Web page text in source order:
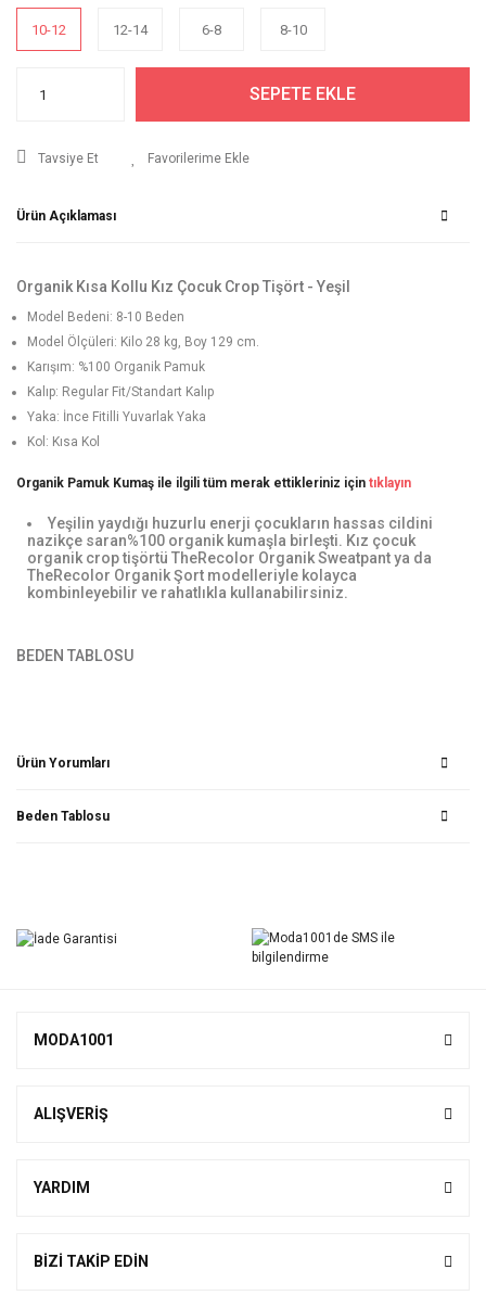
10-12 12-14 6-8 8-10
SEPETE EKLE
Tavsiye Et
Ürün Açıklaması
Organik Kısa Kollu Kız Çocuk Crop Tişört - Yeşil
Model Bedeni: 8-10 Beden
Model Ölçüleri: Kilo 28 kg, Boy 129 cm.
Karışım: %100 Organik Pamuk
Kalıp: Regular Fit/Standart Kalıp
Yaka: İnce Fitilli Yuvarlak Yaka
Kol: Kısa Kol
Organik Pamuk Kumaş ile ilgili tüm merak ettikleriniz için tıklayın
Yeşilin yaydığı huzurlu enerji çocukların hassas cildini
nazikçe saran%100 organik kumaşla birleşti. Kız çocuk
organik crop tişörtü TheRecolor Organik Sweatpant ya da
TheRecolor Organik Şort modelleriyle kolayca
kombinleyebilir ve rahatlıkla kullanabilirsiniz.
BEDEN TABLOSU
Ürün Yorumları
Beden Tablosu
MODA1001
ALIŞVERİŞ
YARDIM
BİZİ TAKİP EDİN